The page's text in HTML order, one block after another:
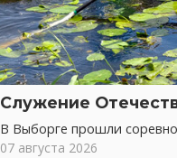
Служение
В Выборге прошли
07 августа 2026